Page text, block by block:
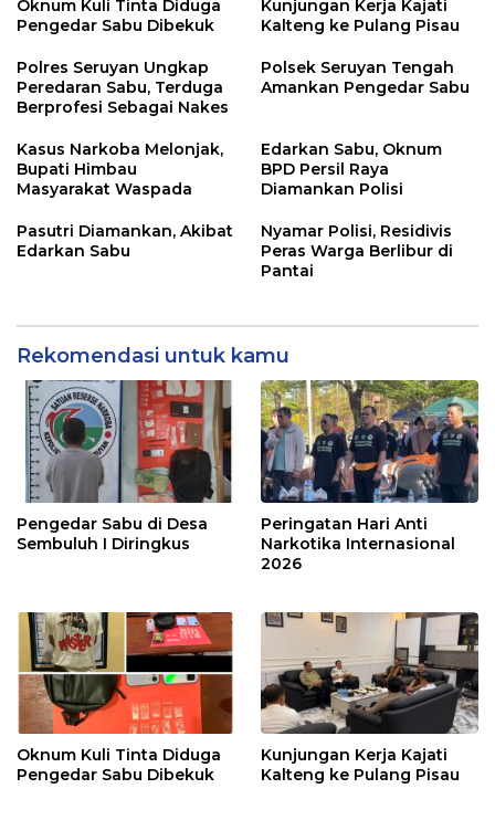
Oknum Kuli Tinta Diduga
Pengedar Sabu Dibekuk
Kunjungan Kerja Kajati
Kalteng ke Pulang Pisau
Polres Seruyan Ungkap
Peredaran Sabu, Terduga
Berprofesi Sebagai Nakes
Polsek Seruyan Tengah
Amankan Pengedar Sabu
Kasus Narkoba Melonjak,
Bupati Himbau
Masyarakat Waspada
Edarkan Sabu, Oknum
BPD Persil Raya
Diamankan Polisi
Pasutri Diamankan, Akibat
Edarkan Sabu
Nyamar Polisi, Residivis
Peras Warga Berlibur di
Pantai
Rekomendasi untuk kamu
Pengedar Sabu di Desa
Sembuluh I Diringkus
Peringatan Hari Anti
Narkotika Internasional
2026
Oknum Kuli Tinta Diduga
Pengedar Sabu Dibekuk
Kunjungan Kerja Kajati
Kalteng ke Pulang Pisau